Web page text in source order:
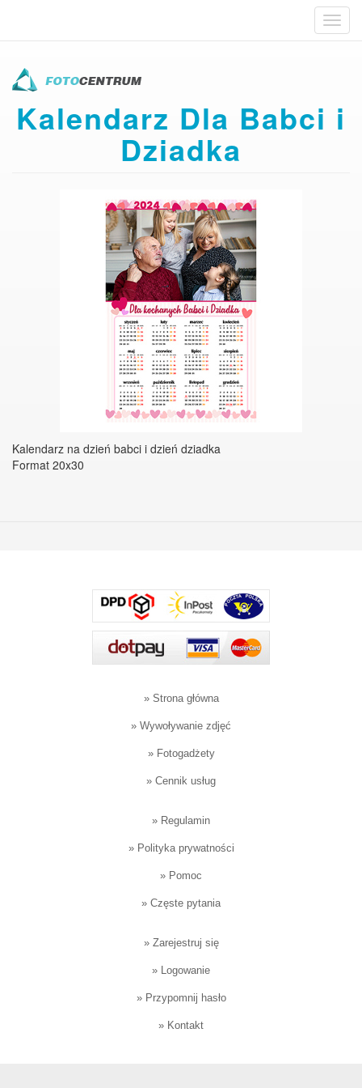
treści
Kalendarz Dla Babci i
Dziadka
Kalendarz na dzień babci i dzień dziadka
​Format 20x30
» Strona główna
» Wywoływanie zdjęć
» Fotogadżety
» Cennik usług
» Regulamin
» Polityka prywatności
» Pomoc
» Częste pytania
» Zarejestruj się
» Logowanie
» Przypomnij hasło
» Kontakt